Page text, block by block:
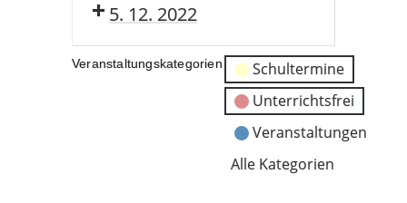
5. 12. 2022
Veranstaltungskategorien
Schultermine
Unterrichtsfrei
Veranstaltungen
Alle Kategorien